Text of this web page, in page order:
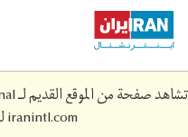
Skip
main
content
تشاهد صفحة من الموقع القديم لـ Iran International لم تعد محدثة. قم بزيارة
iranintl.com